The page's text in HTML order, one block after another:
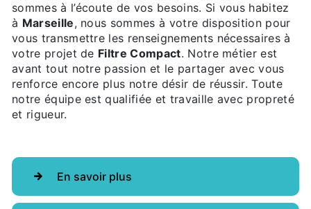
sommes à l’écoute de vos besoins. Si vous habitez
à Marseille, nous sommes à votre disposition pour
vous transmettre les renseignements nécessaires à
votre projet de Filtre Compact. Notre métier est
avant tout notre passion et le partager avec vous
renforce encore plus notre désir de réussir. Toute
notre équipe est qualifiée et travaille avec propreté
et rigueur.
En savoir plus